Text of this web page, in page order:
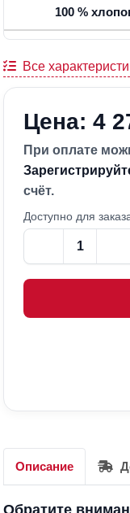
100 %
Все
Цена: 4
При оплате
счёт.
Доступно для
Описание